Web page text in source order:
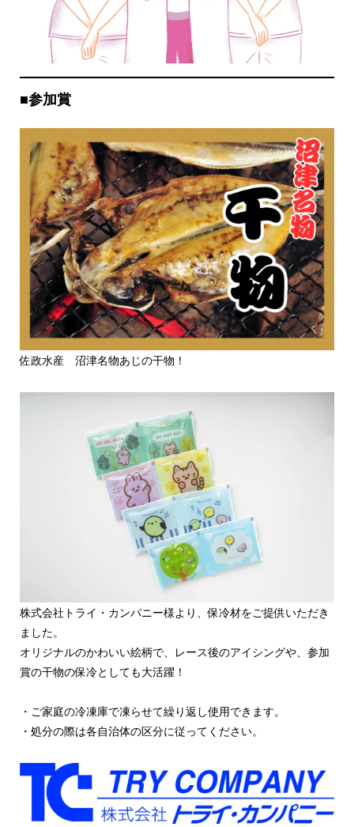
■参加賞
佐政水産 沼津名物あじの干物！
株式会社トライ・カンパニー様より、保冷材をご提供いただき
ました。
オリジナルのかわいい絵柄で、レース後のアイシングや、参加
賞の干物の保冷としても大活躍！
・ご家庭の冷凍庫で凍らせて繰り返し使用できます。
・処分の際は各自治体の区分に従ってください。